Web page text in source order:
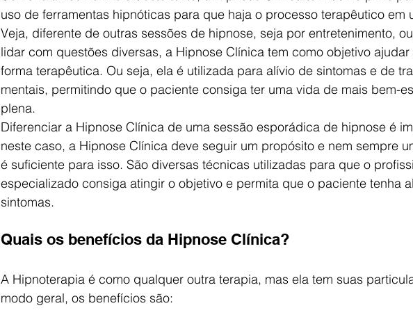
uso de ferramentas hipnóticas para que haja o processo terapêutico em
Veja, diferente de outras sessões de hipnose, seja por entretenimento,
lidar com questões diversas, a Hipnose Clínica tem como objetivo
forma terapêutica. Ou seja, ela é utilizada para alívio de sintomas e de
mentais, permitindo que o paciente consiga ter uma vida de mais bem-
plena.
Diferenciar a Hipnose Clínica de uma sessão esporádica de hipnose é
neste caso, a Hipnose Clínica deve seguir um propósito e nem sempre
é suficiente para isso. São diversas técnicas utilizadas para que o
especializado consiga atingir o objetivo e permita que o paciente tenha
sintomas.
Quais os benefícios da Hipnose Clínica?
A Hipnoterapia é como qualquer outra terapia, mas ela tem suas
modo geral, os benefícios são: